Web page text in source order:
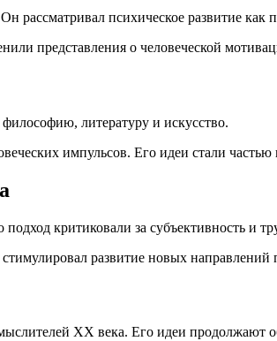
психическое развитие как
представления о человеческой
литературу и искусство.
импульсов. Его идеи стали
критиковали за субъективность и
развитие новых направлений
XX века. Его идеи продолжают